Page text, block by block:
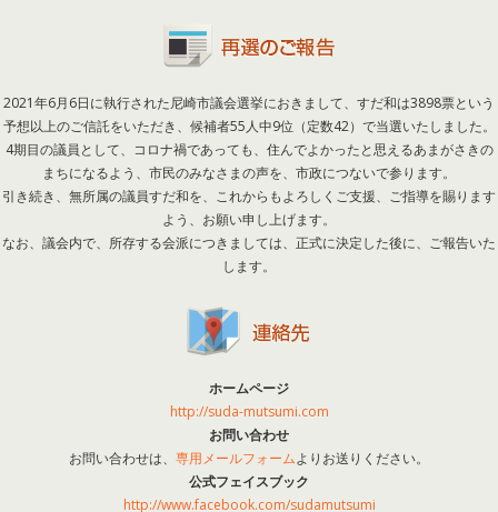
2021年6月6日に執行された尼崎市議会選挙におきまして、すだ和は3898票という
予想以上のご信託をいただき、候補者55人中9位（定数42）で当選いたしました。
4期目の議員として、コロナ禍であっても、住んでよかったと思えるあまがさきの
まちになるよう、市民のみなさまの声を、市政につないで参ります。
引き続き、無所属の議員すだ和を、これからもよろしくご支援、ご指導を賜ります
よう、お願い申し上げます。
なお、議会内で、所存する会派につきましては、正式に決定した後に、ご報告いた
します。
ホームページ
http://suda-mutsumi.com
お問い合わせ
お問い合わせは、 専用メールフォームよりお送りください。
公式フェイスブック
http://www.facebook.com/sudamutsumi